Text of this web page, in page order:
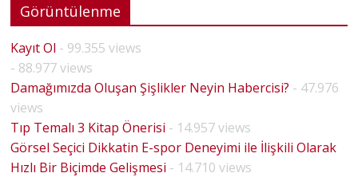
Görüntülenme
Kayıt Ol - 99.355 views
- 88.977 views
Damağımızda Oluşan Şişlikler Neyin Habercisi? - 47.976
views
Tıp Temalı 3 Kitap Önerisi - 14.957 views
Görsel Seçici Dikkatin E-spor Deneyimi ile İlişkili Olarak
Hızlı Bir Biçimde Gelişmesi - 14.710 views